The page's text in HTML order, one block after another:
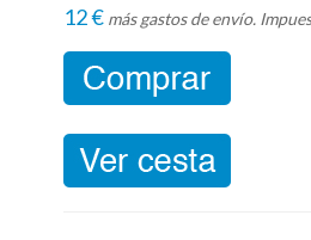
12 € más gastos de envío.